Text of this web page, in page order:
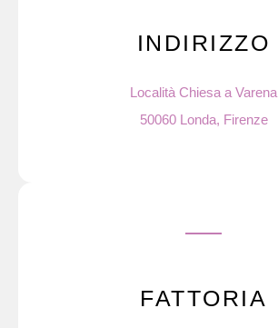
INDIRIZZO
Località Chiesa a Varena
50060 Londa, Firenze
FATTORIA